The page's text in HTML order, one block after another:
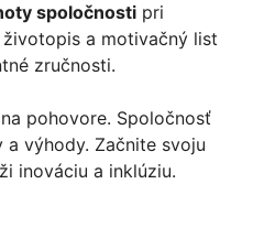
spoločnosti pri
a motivačný list
zručnosti.
pohovore. Spoločnosť
výhody. Začnite svoju
inováciu a inklúziu.